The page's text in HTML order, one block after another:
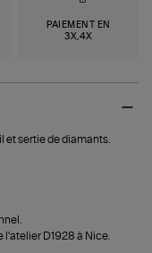
PAIEMENT EN
3X,4X
et sertie de diamants.
l'atelier D1928 à Nice.